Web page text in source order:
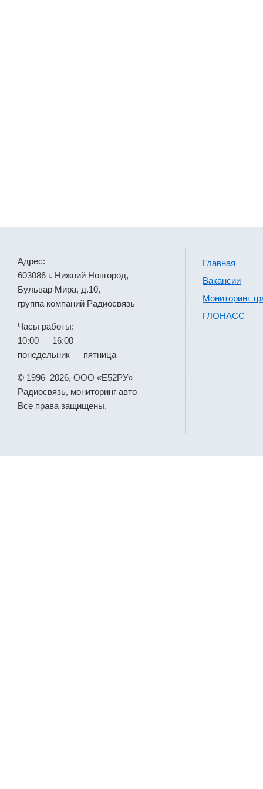
Адрес:
603086 г. Нижний Новгород,
Бульвар Мира, д.10,
группа компаний Радиосвязь
Часы работы:
10:00 — 16:00
понедельник — пятница
© 1996–2026, ООО «Е52РУ»
Радиосвязь, мониторинг авто
Все права защищены.
Главная
Вакансии
Мониторинг
ГЛОНАСС